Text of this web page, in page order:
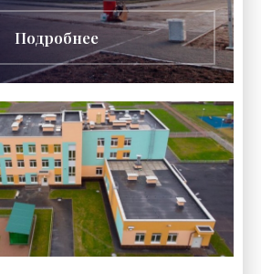
советский каркас
Подробнее